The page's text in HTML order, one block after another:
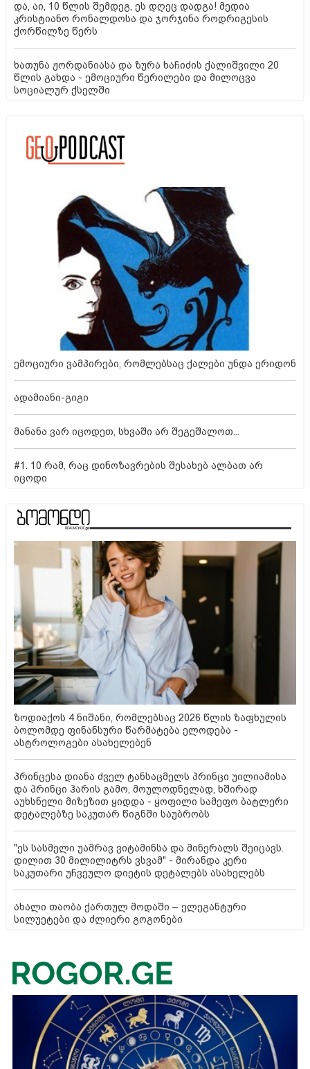
და, აი, 10 წლის შემდეგ, ეს დღეც დადგა! მედია
კრისტიანო რონალდოსა და ჯორჯინა როდრიგესის
ქორწილზე წერს
ხათუნა ჟორდანიასა და ზურა ხაჩიძის ქალიშვილი 20
წლის გახდა - ემოციური წერილები და მილოცვა
სოციალურ ქსელში
ემოციური ვამპირები, რომლებსაც ქალები უნდა ერიდონ
ადამიანი-გიგი
მანანა ვარ იცოდეთ, სხვაში არ შეგეშალოთ...
#1. 10 რამ, რაც დინოზავრების შესახებ ალბათ არ
იცოდი
ზოდიაქოს 4 ნიშანი, რომლებსაც 2026 წლის ზაფხულის
ბოლომდე ფინანსური წარმატება ელოდება -
ასტროლოგები ასახელებენ
პრინცესა დიანა ძველ ტანსაცმელს პრინცი უილიამისა
და პრინცი ჰარის გამო, მოულოდნელად, ხშირად
აუხსნელი მიზეზით ყიდდა - ყოფილი სამეფო ბატლერი
დეტალებზე საკუთარ წიგნში საუბრობს
"ეს სასმელი უამრავ ვიტამინსა და მინერალს შეიცავს.
დილით 30 მილილიტრს ვსვამ" - მირანდა კერი
საკუთარი უჩვეულო დიეტის დეტალებს ასახელებს
ახალი თაობა ქართულ მოდაში – ელეგანტური
სილუეტები და ძლიერი გოგონები